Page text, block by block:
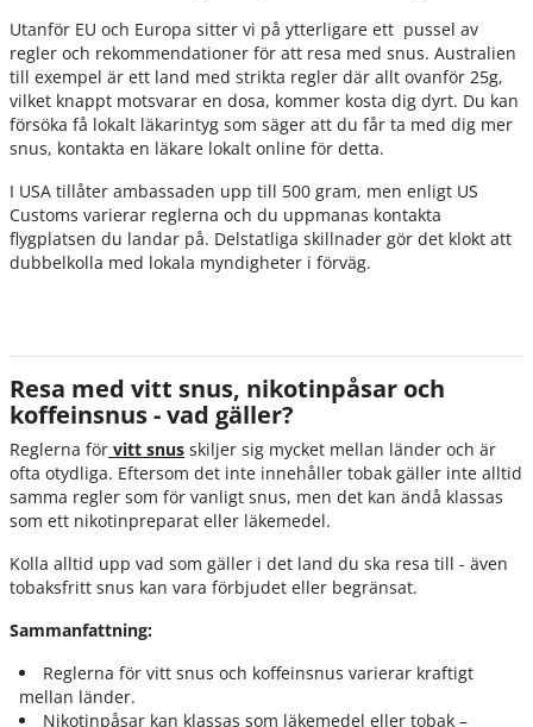
Utanför EU och Europa sitter vi på ytterligare ett pussel av
regler och rekommendationer för att resa med snus. Australien
till exempel är ett land med strikta regler där allt ovanför 25g,
vilket knappt motsvarar en dosa, kommer kosta dig dyrt. Du kan
försöka få lokalt läkarintyg som säger att du får ta med dig mer
snus, kontakta en läkare lokalt online för detta.
I USA tillåter ambassaden upp till 500 gram, men enligt US
Customs varierar reglerna och du uppmanas kontakta
flygplatsen du landar på. Delstatliga skillnader gör det klokt att
dubbelkolla med lokala myndigheter i förväg.
Resa med vitt snus, nikotinpåsar och
koffeinsnus - vad gäller?
Reglerna för vitt snus skiljer sig mycket mellan länder och är
ofta otydliga. Eftersom det inte innehåller tobak gäller inte alltid
samma regler som för vanligt snus, men det kan ändå klassas
som ett nikotinpreparat eller läkemedel.
Kolla alltid upp vad som gäller i det land du ska resa till - även
tobaksfritt snus kan vara förbjudet eller begränsat.
Sammanfattning:
Reglerna för vitt snus och koffeinsnus varierar kraftigt
mellan länder.
Nikotinpåsar kan klassas som läkemedel eller tobak –